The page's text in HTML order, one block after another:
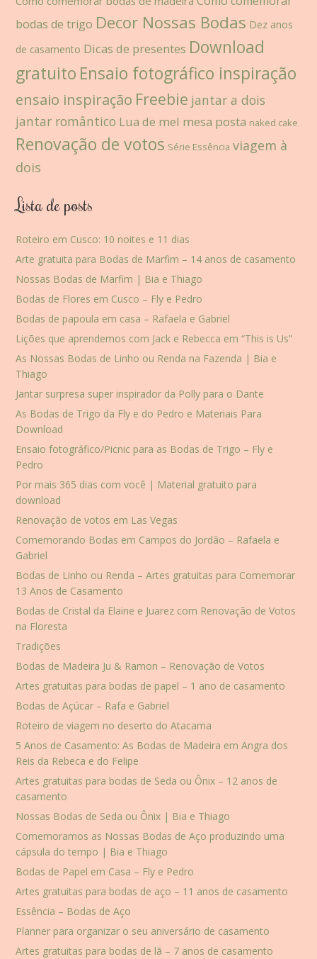
bodas de trigo Decor Nossas Bodas Dez anos
de casamento Dicas de presentes Download
gratuito Ensaio fotográfico inspiração
ensaio inspiração Freebie jantar a dois
jantar romântico Lua de mel mesa posta naked cake
Renovação de votos Série Essência viagem à
dois
Lista de posts
Roteiro em Cusco: 10 noites e 11 dias
Arte gratuita para Bodas de Marfim – 14 anos de casamento
Nossas Bodas de Marfim | Bia e Thiago
Bodas de Flores em Cusco – Fly e Pedro
Bodas de papoula em casa – Rafaela e Gabriel
Lições que aprendemos com Jack e Rebecca em “This is Us”
As Nossas Bodas de Linho ou Renda na Fazenda | Bia e
Thiago
Jantar surpresa super inspirador da Polly para o Dante
As Bodas de Trigo da Fly e do Pedro e Materiais Para
Download
Ensaio fotográfico/Picnic para as Bodas de Trigo – Fly e
Pedro
Por mais 365 dias com você | Material gratuito para
download
Renovação de votos em Las Vegas
Comemorando Bodas em Campos do Jordão – Rafaela e
Gabriel
Bodas de Linho ou Renda – Artes gratuitas para Comemorar
13 Anos de Casamento
Bodas de Cristal da Elaine e Juarez com Renovação de Votos
na Floresta
Tradições
Bodas de Madeira Ju & Ramon – Renovação de Votos
Artes gratuitas para bodas de papel – 1 ano de casamento
Bodas de Açúcar – Rafa e Gabriel
Roteiro de viagem no deserto do Atacama
5 Anos de Casamento: As Bodas de Madeira em Angra dos
Reis da Rebeca e do Felipe
Artes gratuitas para bodas de Seda ou Ônix – 12 anos de
casamento
Nossas Bodas de Seda ou Ônix | Bia e Thiago
Comemoramos as Nossas Bodas de Aço produzindo uma
cápsula do tempo | Bia e Thiago
Bodas de Papel em Casa – Fly e Pedro
Artes gratuitas para bodas de aço – 11 anos de casamento
Essência – Bodas de Aço
Planner para organizar o seu aniversário de casamento
Artes gratuitas para bodas de lã – 7 anos de casamento